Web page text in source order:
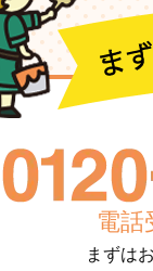
電話
まずは